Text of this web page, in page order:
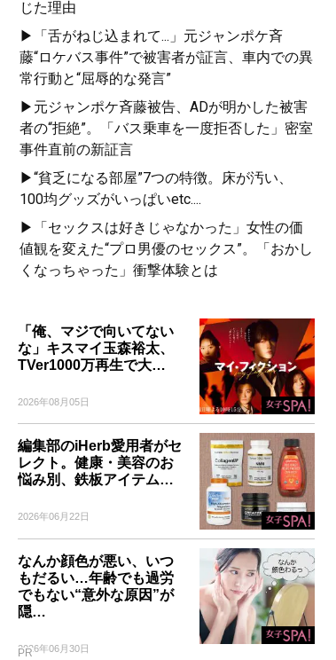
じた理由
▶「舌がねじ込まれて...」元ジャンポケ斉
藤“ロケバス事件”で被害者が証言、車内での異
常行動と“屈辱的な発言”
▶元ジャンポケ斉藤被告、ADが明かした被害
者の“拒絶”。「バス乗車を一度拒否した」密室
事件直前の新証言
▶“貧乏になる部屋”7つの特徴。床が汚い、
100均グッズがいっぱいetc....
▶「セックスは好きじゃなかった」女性の価
値観を変えた“プロ男優のセックス”。「おかし
くなっちゃった」衝撃体験とは
「俺、マジで向いてない
な」キスマイ玉森裕太、
TVer1000万再生で大…
2026年08月05日
編集部のiHerb愛用者がセ
レクト。健康・美容のお
悩み別、鉄板アイテム…
2026年06月22日
なんか顔色が悪い、いつ
もだるい…年齢でも過労
でもない“意外な原因”が
隠…
2026年06月30日
PR